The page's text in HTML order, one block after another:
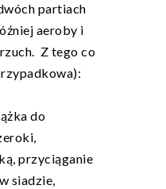
partiach
aeroby i
Z tego co
do
przyciąganie
siadzie,